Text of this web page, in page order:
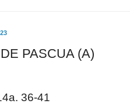
PASCUA (A)
36-41